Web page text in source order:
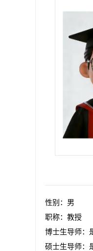
性别：男
职称：教授
博士生导师：
硕士生导师：